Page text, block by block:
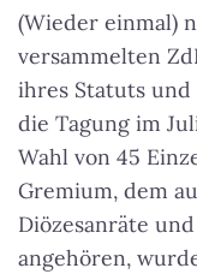
(Wieder einmal)
versammelten
ihres Statuts und
die Tagung im
Wahl von 45
Gremium, dem
Diözesanräte
angehören,